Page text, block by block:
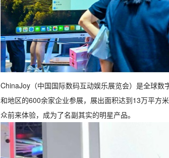
ChinaJoy（中国国际数码互动娱乐展览会）是全球数
和地区的600余家企业参展，展出面积达到13万平方
众前来体验，成为了名副其实的明星产品。